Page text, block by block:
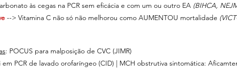
às cegas na PCR sem eficácia e com um ou outro EA (BIHCA,
--> Vitamina C não só não melhorou como AUMENTOU mortalidade
: POCUS para malposição de CVC (JIMR)
em PCR de lavado orofaríngeo (CID) | MCH obstrutiva sintomática: